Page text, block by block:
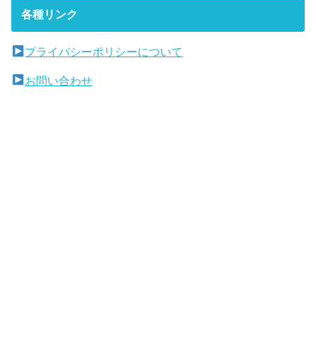
各種リンク
プライバシーポリシーについて
お問い合わせ